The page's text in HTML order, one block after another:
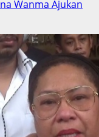
Wanma Ajukan